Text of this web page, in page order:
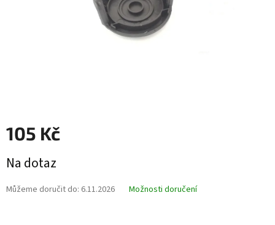
105 Kč
cena:
Na dotaz
Můžeme doručit do: 6.11.2026 Možnosti doručení